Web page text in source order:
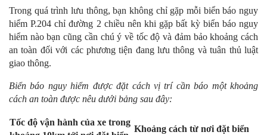
Trong quá trình lưu thông, bạn không chỉ gặp mỗi biển báo nguy
hiểm P.204 chỉ đường 2 chiều nên khi gặp bất kỳ biển báo nguy
hiểm nào bạn cũng cần chú ý về tốc độ và đảm bảo khoảng cách
an toàn đối với các phương tiện đang lưu thông và tuân thủ luật
giao thông.
Biển báo nguy hiểm được đặt cách vị trí cần báo một khoảng
cách an toàn được nêu dưới bảng sau đây:
Tốc độ vận hành của xe trong
Khoảng cách từ nơi đặt biển